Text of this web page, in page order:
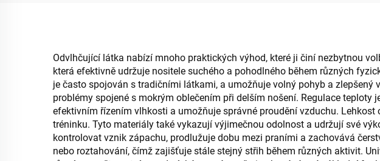
Odvlhčující látka nabízí mnoho praktických výhod, které ji činí nezbytnou
která efektivně udržuje nositele suchého a pohodlného během různých
je často spojován s tradičními látkami, a umožňuje volný pohyb a
problémy spojené s mokrým oblečením při delším nošení. Regulace
efektivním řízením vlhkosti a umožňuje správné proudění vzduchu.
tréninku. Tyto materiály také vykazují výjimečnou odolnost a udržují své
kontrolovat vznik zápachu, prodlužuje dobu mezi praními a zachovává
nebo roztahování, čímž zajišťuje stále stejný střih během různých aktivit.